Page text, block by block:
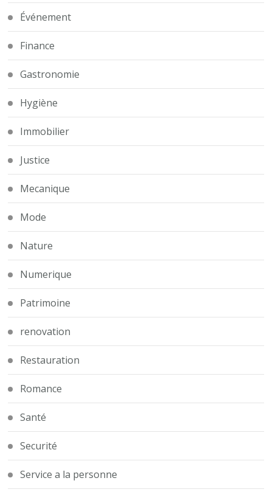
Événement
Finance
Gastronomie
Hygiène
Immobilier
Justice
Mecanique
Mode
Nature
Numerique
Patrimoine
renovation
Restauration
Romance
Santé
Securité
Service a la personne